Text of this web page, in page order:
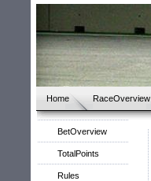
Home RaceOverview
BetOverview
TotalPoints
Rules